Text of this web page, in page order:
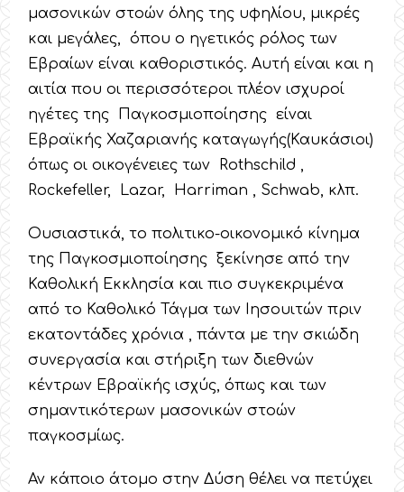
μασονικών στοών όλης της υφηλίου, μικρές
και μεγάλες, όπου ο ηγετικός ρόλος των
Εβραίων είναι καθοριστικός. Αυτή είναι και η
αιτία που οι περισσότεροι πλέον ισχυροί
ηγέτες της Παγκοσμιοποίησης είναι
Εβραϊκής Χαζαριανής καταγωγής(Καυκάσιοι)
όπως οι οικογένειες των Rothschild ,
Rockefeller, Lazar, Harriman , Schwab, κλπ.
Ουσιαστικά, το πολιτικο-οικονομικό κίνημα
της Παγκοσμιοποίησης ξεκίνησε από την
Καθολική Εκκλησία και πιο συγκεκριμένα
από το Καθολικό Τάγμα των Ιησουιτών πριν
εκατοντάδες χρόνια , πάντα με την σκιώδη
συνεργασία και στήριξη των διεθνών
κέντρων Εβραϊκής ισχύς, όπως και των
σημαντικότερων μασονικών στοών
παγκοσμίως.
Αν κάποιο άτομο στην Δύση θέλει να πετύχει